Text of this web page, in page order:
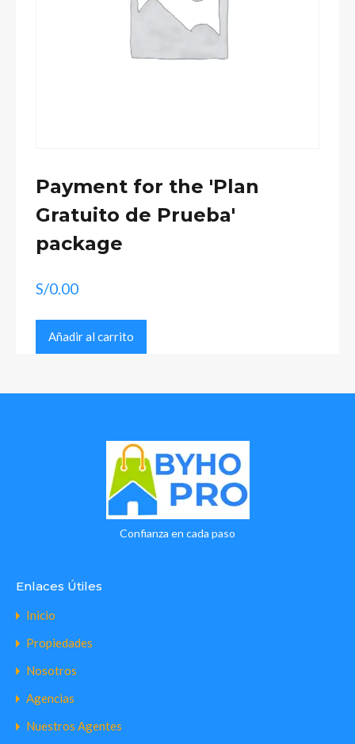
Payment for the 'Plan
Gratuito de Prueba'
package
S/0.00
for
the
de
Añadir al carrito
Confianza en cada paso
Enlaces Útiles
Inicio
Propiedades
Nosotros
Agencias
Nuestros Agentes